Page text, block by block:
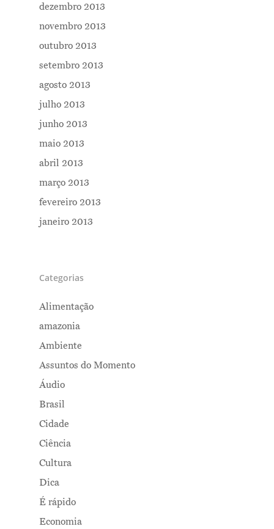
dezembro 2013
novembro 2013
outubro 2013
setembro 2013
agosto 2013
julho 2013
junho 2013
maio 2013
abril 2013
março 2013
fevereiro 2013
janeiro 2013
Categorias
Alimentação
amazonia
Ambiente
Assuntos do Momento
Áudio
Brasil
Cidade
Ciência
Cultura
Dica
É rápido
Economia